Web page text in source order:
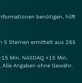
benötigen, hilft
5 Sternen ermittelt aus 285
Min. NASDAQ +15 Min.
Alle Angaben ohne Gewähr.